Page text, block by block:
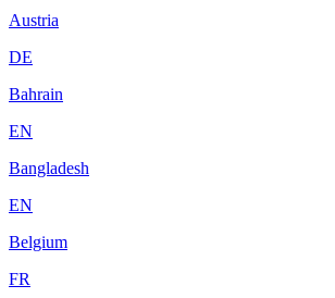
Austria
DE
Bahrain
EN
Bangladesh
EN
Belgium
FR